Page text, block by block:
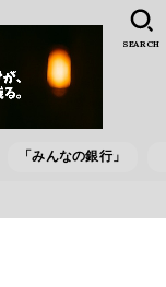
「みんなの銀行」
SEARCH